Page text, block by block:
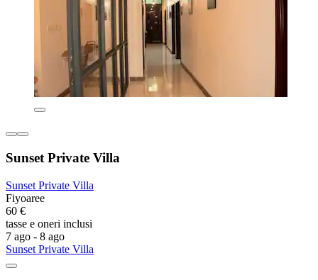
Sunset Private Villa
Sunset Private Villa
Fiyoaree
60 €
tasse e oneri inclusi
7 ago - 8 ago
Sunset Private Villa